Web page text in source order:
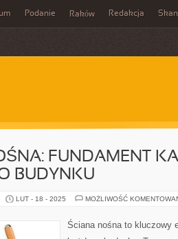
Podanie Raków Redakcja
FUNDAMENT
BUDYNKU
LUT - 18 - 2025 MOŻLIWOŚĆ
Ściana nośna to kluczowy